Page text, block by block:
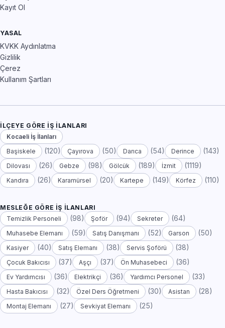
Kayıt Ol
YASAL
KVKK Aydınlatma
Gizlilik
Çerez
Kullanım Şartları
İLÇEYE GÖRE İŞ İLANLARI
Kocaeli İş İlanları
Başiskele
(120) Çayırova (50) Darıca (54) Derince (143)
Dilovası (26) Gebze (98) Gölcük (189) İzmit (1119)
Kandıra (26) Karamürsel (20) Kartepe (149) Körfez (110)
MESLEĞE GÖRE İŞ İLANLARI
Temizlik Personeli
(98) Şoför (94) Sekreter (64)
Muhasebe Elemanı (59) Satış Danışmanı (52) Garson (50)
Kasiyer (40) Satış Elemanı (38) Servis Şoförü (38)
Çocuk Bakıcısı (37) Aşçı (37) Ön Muhasebeci (36)
Ev Yardımcısı (36) Elektrikçi (36) Yardımcı Personel (33)
Hasta Bakıcısı (32) Özel Ders Öğretmeni (30) Asistan (28)
Montaj Elemanı (27) Sevkiyat Elemanı (25)